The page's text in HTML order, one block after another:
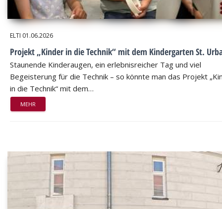
ELTI 01.06.2026
Projekt „Kinder in die Technik“ mit dem Kindergarten St.
Staunende Kinderaugen, ein erlebnisreicher Tag und viel
Begeisterung für die Technik – so könnte man das Projekt
in die Technik“ mit dem…
MEHR